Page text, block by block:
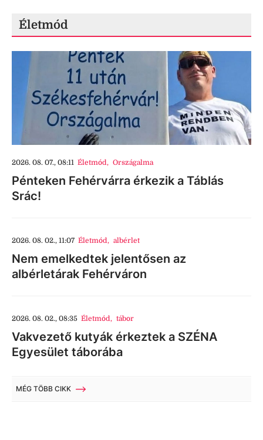
Életmód
2026. 08. 07., 08:11 Életmód, Országalma
Pénteken Fehérvárra érkezik a Táblás
Srác!
2026. 08. 02., 11:07 Életmód, albérlet
Nem emelkedtek jelentősen az
albérletárak Fehérváron
2026. 08. 02., 08:35 Életmód, tábor
Vakvezető kutyák érkeztek a SZÉNA
Egyesület táborába
MÉG TÖBB CIKK